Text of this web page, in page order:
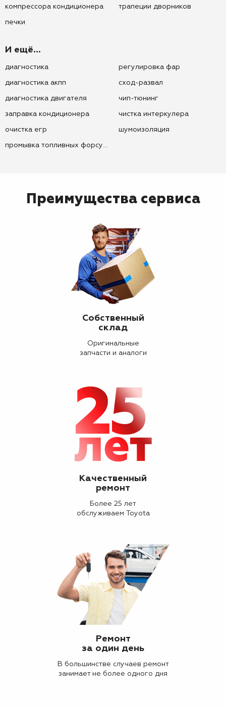
компрессора кондиционера
печки
трапеции дворников
И ещё...
диагностика
диагностика акпп
диагностика двигателя
заправка кондиционера
очистка егр
промывка топливных форсунок
регулировка фар
сход-развал
чип-тюнинг
чистка интеркулера
шумоизоляция
Преимущества сервиса
Собственный
склад
Оригинальные
запчасти и аналоги
Качественный
ремонт
Более 25 лет
обслуживаем Toyota
Ремонт
за один день
В большинстве случаев ремонт
занимает не более одного дня